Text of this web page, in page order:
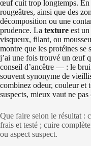
œuf cuit trop longtemps. En
rougeâtres, ainsi que des
décomposition ou une
prudence. La texture est
visqueux, filant, ou
montre que les protéines se
j’ai une fois trouvé un œuf
conseil d’ancêtre — : le
souvent synonyme de
combinez odeur, couleur et
suspects, mieux vaut ne pas
Que faire selon le résultat :
frais et testé ; cuire
ou aspect suspect.